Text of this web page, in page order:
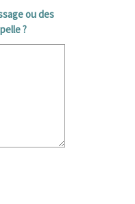
ou des
?